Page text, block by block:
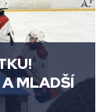
MLADŠÍ